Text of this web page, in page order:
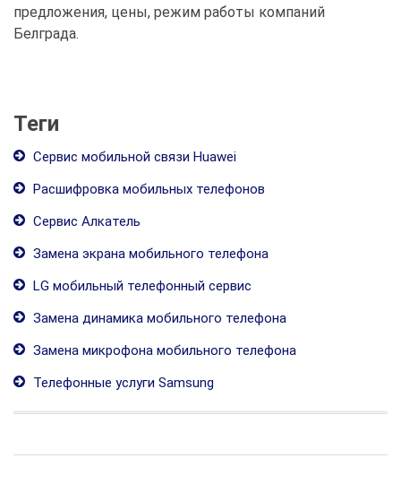
предложения, цены, режим работы компаний
Белграда.
Теги
Сервис мобильной связи Huawei
Расшифровка мобильных телефонов
Сервис Алкатель
Замена экрана мобильного телефона
LG мобильный телефонный сервис
Замена динамика мобильного телефона
Замена микрофона мобильного телефона
Телефонные услуги Samsung